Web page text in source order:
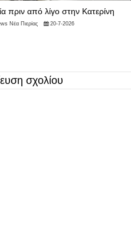
Αναποδογύρισε σκάφος με Σέρβους
δείτε βίντεο
σχολίου